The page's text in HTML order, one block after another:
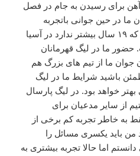
برای رسیدن به جام در فصل
ما در حین جوانی باتجربه
شدند. مثلا محمدرضا عباسی که ۱۹ سال بیشتر ندارد در آسیا
ما در لیگ قهرمانان
جوان ما از تیم های بزرگ هم
باشید شرایط ما در لیگ
خواهد بود. در لیگ پارسال
از سایر مدعیان برای
به خاطر تجربه کم برخی از
باید یکسری مسائل را
اما حالا تجربه بیشتری به